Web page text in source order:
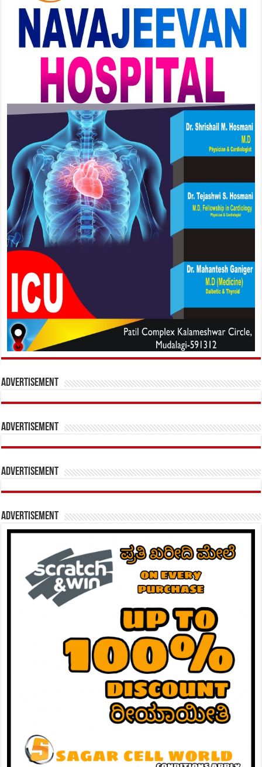
Advertisement
Advertisement
Advertisement
Advertisement